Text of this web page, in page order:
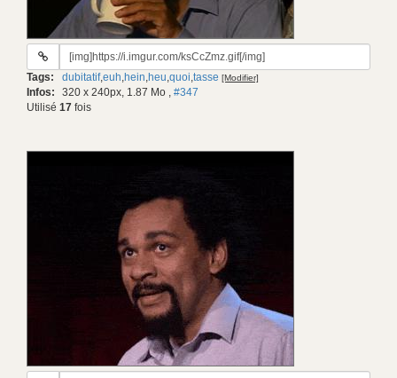
URL
gif:
Tags: dubitatif,euh,hein,heu,quoi,tasse [Modifier]
Infos: 320 x 240px, 1.87 Mo , #347
Utilisé 17 fois